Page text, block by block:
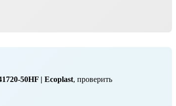
50HF | Ecoplast, проверить